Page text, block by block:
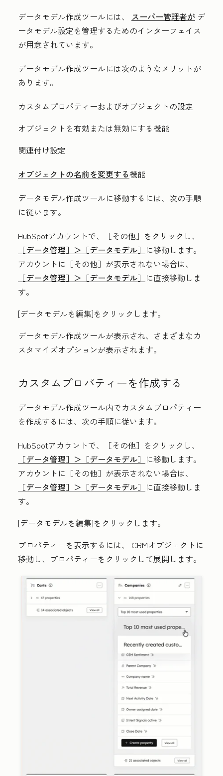
データモデル作成ツールには、 スーパー管理者が デ
ータモデル設定を管理するためのインターフェイス
が用意されています。
データモデル作成ツールには次のようなメリットが
あります。
カスタムプロパティーおよびオブジェクトの設定
オブジェクトを有効または無効にする機能
関連付け設定
オブジェクトの名前を変更する機能
データモデル作成ツールに移動するには、次の手順
に従います。
HubSpotアカウントで、
［その他］をクリックし、
［データ管理］＞ ［データモデル］ に移動します。
アカウントに ［その他］が表示されない場合は、
［データ管理］＞ ［データモデル］ に直接移動しま
す。
[データモデルを編集]をクリックします。
データモデル作成ツールが表示され、さまざまなカ
スタマイズオプションが表示されます。
カスタムプロパティーを作成する
データモデル作成ツール内でカスタムプロパティー
を作成するには、次の手順に従います。
HubSpotアカウントで、
［その他］をクリックし、
［データ管理］＞ ［データモデル］ に移動します。
アカウントに ［その他］が表示されない場合は、
［データ管理］＞ ［データモデル］ に直接移動しま
す。
[データモデルを編集]をクリックします。
プロパティーを表示するには、 CRMオブジェクト に
移動し、プロパティーをクリックして展開します。